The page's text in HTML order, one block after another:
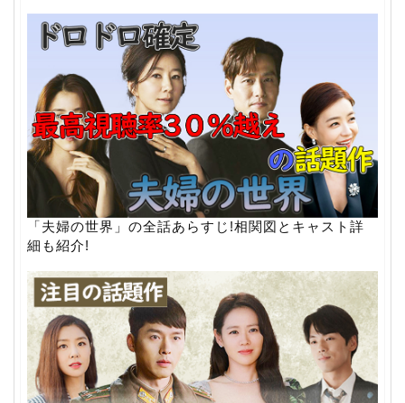
「夫婦の世界」の全話あらすじ!相関図とキャスト詳
細も紹介!